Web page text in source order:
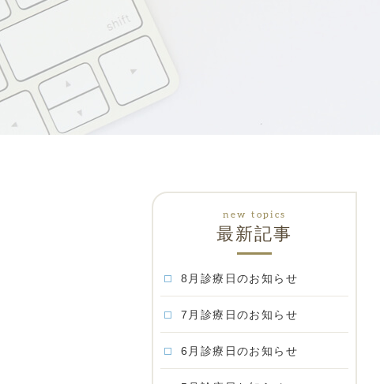
最新記事
8月診療日のお知らせ
7月診療日のお知らせ
6月診療日のお知らせ